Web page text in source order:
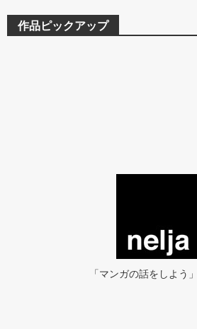
作品ピックアップ
「マンガの話をしよう